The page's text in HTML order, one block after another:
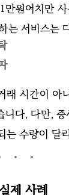
원어치만
는 서비스는
래 시간이 아
니다. 다만, 증
는 수량이 달
제 사례